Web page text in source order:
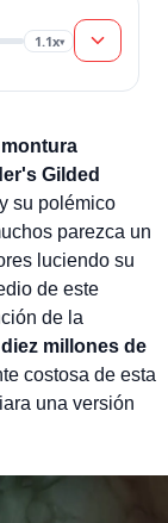
1.1x▾
montura
Gilded
su polémico
parezca un
luciendo su
de este
de la
millones de
costosa de esta
una versión